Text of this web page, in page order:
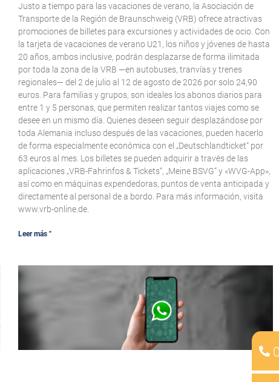
Justo a tiempo para las vacaciones de verano, la Asociación de
Transporte de la Región de Braunschweig (VRB) ofrece atractivas
promociones de billetes para excursiones y actividades de ocio. Con
la tarjeta de vacaciones de verano U21, los niños y jóvenes de hasta
20 años, ambos inclusive, podrán desplazarse de forma ilimitada
por toda la zona de la VRB —en autobuses, tranvías y trenes
regionales— del 2 de julio al 12 de agosto de 2026 por solo 24,90
euros. Para familias y grupos, son ideales los abonos diarios para
entre 1 y 5 personas, que permiten realizar tantos viajes como se
desee en un mismo día. Quienes deseen seguir desplazándose por
toda Alemania incluso después de las vacaciones, pueden hacerlo
de forma especialmente económica con el „Deutschlandticket“ por
63 euros al mes. Los billetes se pueden adquirir a través de las
aplicaciones „VRB-Fahrinfos & Tickets“, „Meine BSVG“ y «WVG-App»,
así como en máquinas expendedoras, puntos de venta anticipada y
directamente al personal de a bordo. Para más información, visita
www.vrb-online.de.
Leer más "